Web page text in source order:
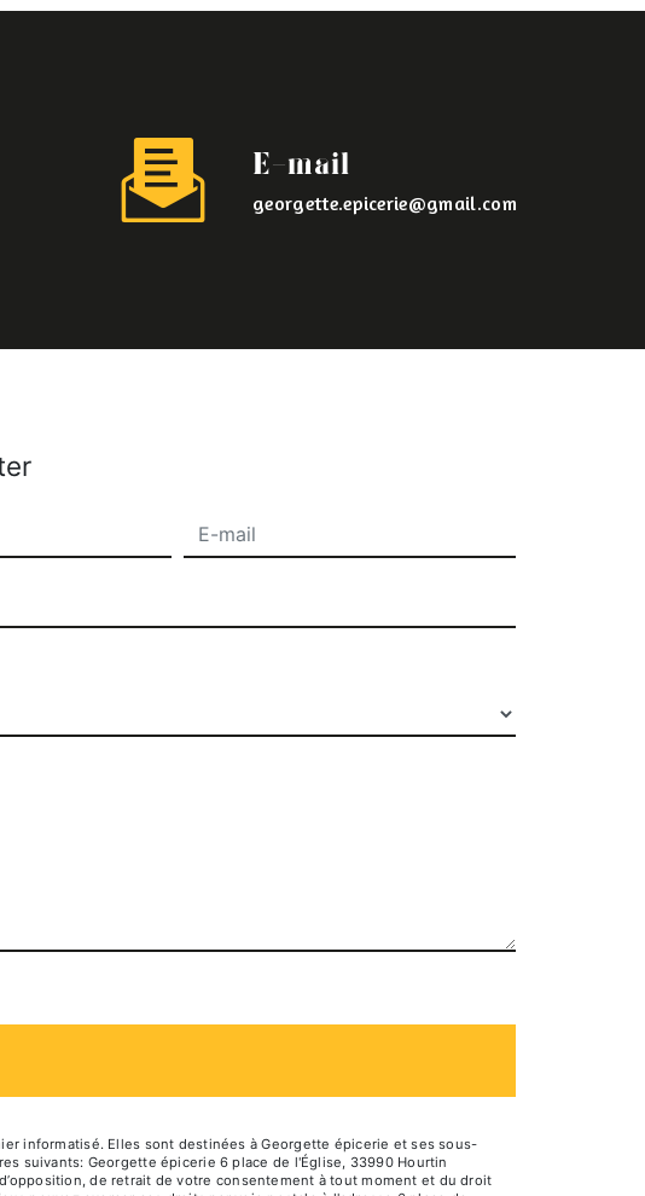
E-mail
georgette.epicerie@gmail.com
informatisé. Elles sont destinées à Georgette épicerie et ses sous-
suivants: Georgette épicerie 6 place de l'Église, 33990 Hourtin
de retrait de votre consentement à tout moment et du droit